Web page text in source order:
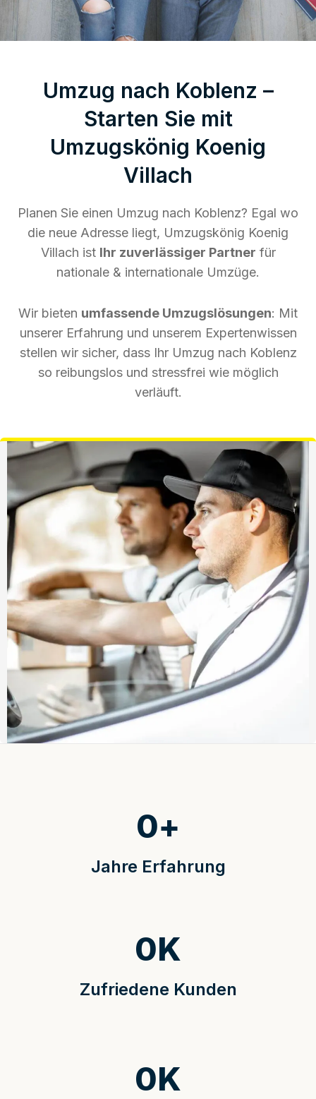
Umzug nach Koblenz –
Starten Sie mit
Umzugskönig Koenig
Villach
Planen Sie einen Umzug nach Koblenz? Egal wo
die neue Adresse liegt, Umzugskönig Koenig
Villach ist Ihr zuverlässiger Partner für
nationale & internationale Umzüge.
Wir bieten umfassende Umzugslösungen: Mit
unserer Erfahrung und unserem Expertenwissen
stellen wir sicher, dass Ihr Umzug nach Koblenz
so reibungslos und stressfrei wie möglich
verläuft.
Jahre Erfahrung
0+
Zufriedene Kunden
0K
0K